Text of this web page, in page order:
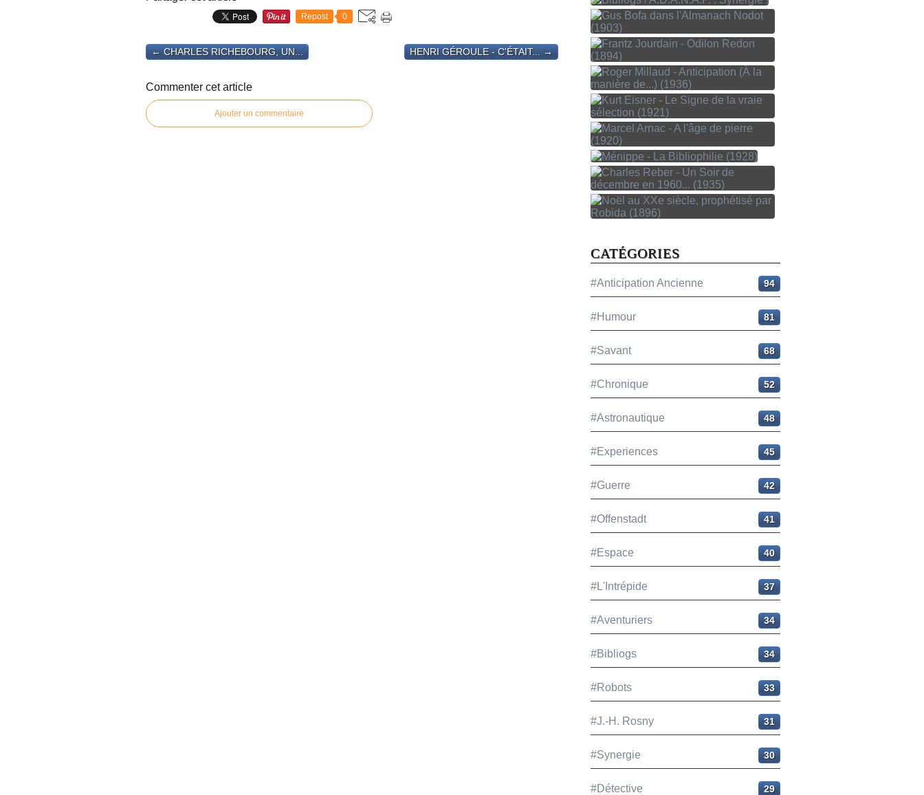
Repost 0
← CHARLES RICHEBOURG, UN... HENRI GÉROULE - C'ÉTAIT... →
Commenter cet article
Ajouter un commentaire
CATÉGORIES
#Anticipation Ancienne 94
#Humour 81
#Savant 68
#Chronique 52
#Astronautique 48
#Experiences 45
#Guerre 42
#Offenstadt 41
#Espace 40
#L'Intrépide 37
#Aventuriers 34
#Bibliogs 34
#Robots 33
#J.-H. Rosny 31
#Synergie 30
#Détective 29